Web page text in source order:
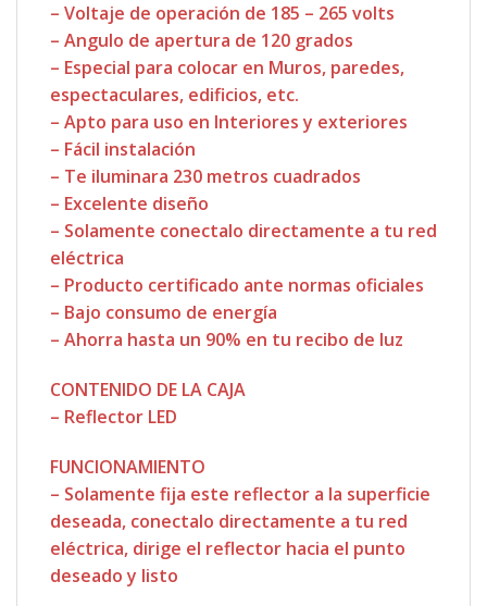
– Voltaje de operación de 185 – 265 volts
– Angulo de apertura de 120 grados
– Especial para colocar en Muros, paredes,
espectaculares, edificios, etc.
– Apto para uso en Interiores y exteriores
– Fácil instalación
– Te iluminara 230 metros cuadrados
– Excelente diseño
– Solamente conectalo directamente a tu red
eléctrica
– Producto certificado ante normas oficiales
– Bajo consumo de energía
– Ahorra hasta un 90% en tu recibo de luz
CONTENIDO DE LA CAJA
– Reflector LED
FUNCIONAMIENTO
– Solamente fija este reflector a la superficie
deseada, conectalo directamente a tu red
eléctrica, dirige el reflector hacia el punto
deseado y listo